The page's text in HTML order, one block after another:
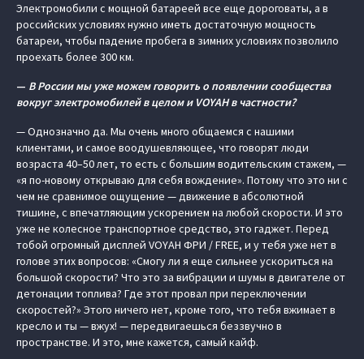
Электромобили с мощной батареей все еще дороговаты, а в
российских условиях нужно иметь достаточную мощность
батареи, чтобы падение пробега в зимних условиях позволило
проехать более 300 км.
— В России мы уже можем говорить о появлении сообщества
вокруг электромобилей в целом и VOYAH в частности?
— Однозначно да. Мы очень много общаемся с нашими
клиентами, и самое воодушевляющее, что говорят люди
возраста 40–50 лет, то есть с большим водительским стажем, —
«я по-новому открываю для себя вождение». Потому что это ни с
чем не сравнимое ощущение — движение в абсолютной
тишине, с впечатляющим ускорением на любой скорости. И это
уже не колесное транспортное средство, это гаджет. Перед
тобой огромный дисплей VOYAH ФРИ / FREE, и у тебя уже нет в
голове этих вопросов: «Смогу ли я еще сильнее ускориться на
большой скорости? Что это за вибрации и шумы в двигателе от
детонации топлива? Где этот провал при переключении
скоростей?» Этого ничего нет, кроме того, что тебя вжимает в
кресло и ты — вжух! — передвигаешься беззвучно в
пространстве. И это, мне кажется, самый кайф.